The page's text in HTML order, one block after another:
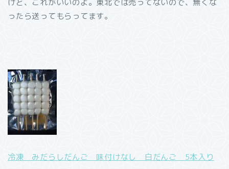
けど、これがいいのよ。東北では売ってないので、無くな
ったら送ってもらってます。
冷凍 みだらしだんご 味付けなし 白だんご 5本入り